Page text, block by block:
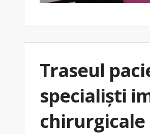
Traseul
specialiști
chirurgicale